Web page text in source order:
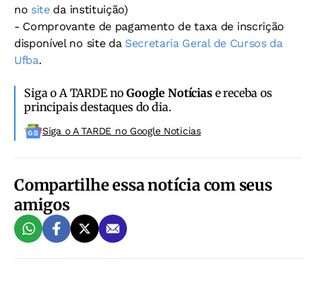
no siteda instituição)
- Comprovante de pagamento de taxa de inscrição
disponível no site da Secretaria Geral de Cursos da
Ufba.
Siga o A TARDE noGoogle Notíciase receba os
principais destaques do dia.
Siga o A TARDE no Google Noticias
Compartilhe essa notícia com seus
amigos